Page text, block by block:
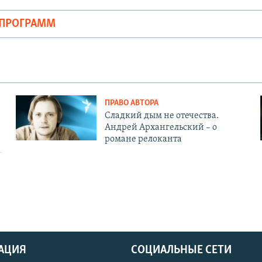
ПРАВО АВТОРА
Сладкий дым не отечества.
Андрей Архангельский – о
романе релоканта
СОЦИАЛЬНЫЕ СЕТИ